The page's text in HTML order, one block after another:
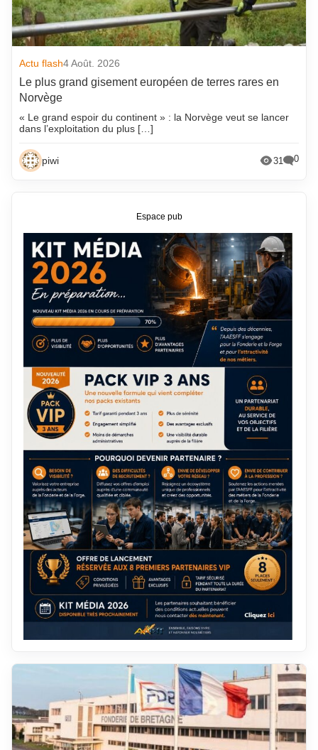
Actu flash4 Août. 2026
Le plus grand gisement européen de terres rares en
Norvège
« Le grand espoir du continent » : la Norvège veut se lancer
dans l’exploitation du plus […]
piwi 31 0
Espace pub